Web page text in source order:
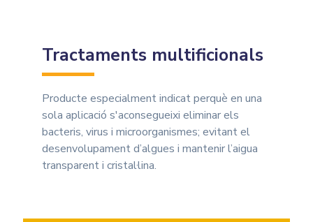
Tractaments multificionals
Producte especialment indicat perquè en una
sola aplicació s'aconsegueixi eliminar els
bacteris, virus i microorganismes; evitant el
desenvolupament d’algues i mantenir l’aigua
transparent i cristal·lina.